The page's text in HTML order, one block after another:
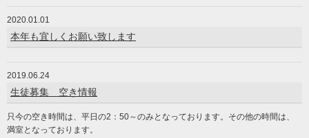
2020.01.01
本年も宜しくお願い致します
2019.06.24
生徒募集 空き情報
只今の空き時間は、平日の2：50～のみとなっております。その他の時間は、
満室となっております。